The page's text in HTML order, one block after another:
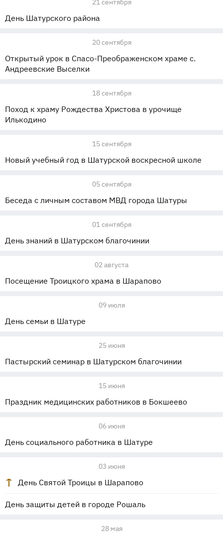
21 сентября
День Шатурского района
20 сентября
Открытый урок в Спасо-Преображенском храме с.
Андреевские Выселки
18 сентября
Поход к храму Рождества Христова в урочище
Илькодино
15 сентября
Новый учебный год в Шатурской воскресной школе
05 сентября
Беседа с личным составом МВД города Шатуры
01 сентября
День знаний в Шатурском благочинии
02 августа
Посещение Троицкого храма в Шарапово
09 июля
День семьи в Шатуре
25 июня
Пастырский семинар в Шатурском благочинии
15 июня
Праздник медицинских работников в Бокшеево
06 июня
День социального работника в Шатуре
03 июня
День Святой Троицы в Шарапово
День защиты детей в городе Рошаль
28 мая